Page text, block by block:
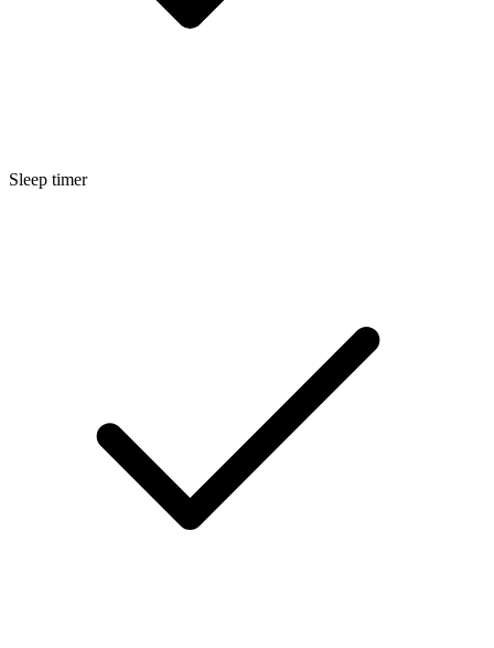
Sleep timer